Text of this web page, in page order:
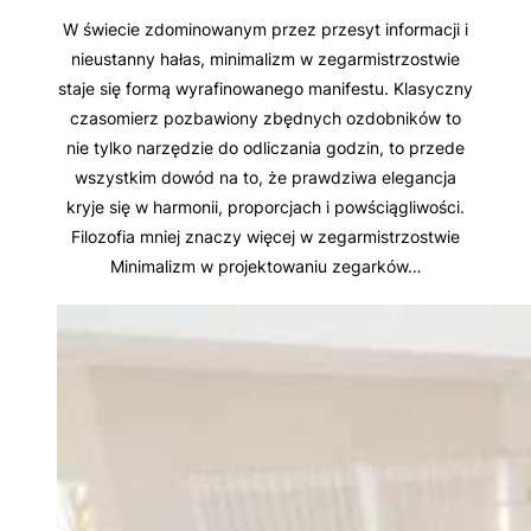
W świecie zdominowanym przez przesyt informacji i
nieustanny hałas, minimalizm w zegarmistrzostwie
staje się formą wyrafinowanego manifestu. Klasyczny
czasomierz pozbawiony zbędnych ozdobników to
nie tylko narzędzie do odliczania godzin, to przede
wszystkim dowód na to, że prawdziwa elegancja
kryje się w harmonii, proporcjach i powściągliwości.
Filozofia mniej znaczy więcej w zegarmistrzostwie
Minimalizm w projektowaniu zegarków…